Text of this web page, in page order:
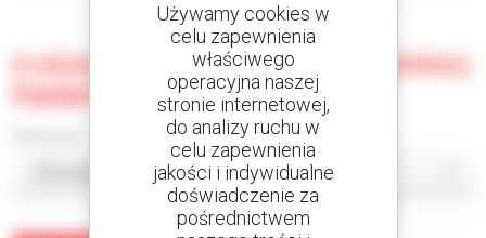
0 używana maszyna do 21St Century
Equipment, Llc - Sterling
Używamy cookies w
celu zapewnienia
właściwego
operacyjna naszej
stronie internetowej,
do analizy ruchu w
celu zapewnienia
jakości i indywidualne
doświadczenie za
pośrednictwem